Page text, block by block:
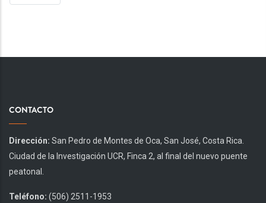
CONTACTO
Dirección: San Pedro de Montes de Oca, San José, Costa Rica.
Ciudad de la Investigación UCR, Finca 2, al final del nuevo puente
peatonal.
Teléfono: (506) 2511-1953